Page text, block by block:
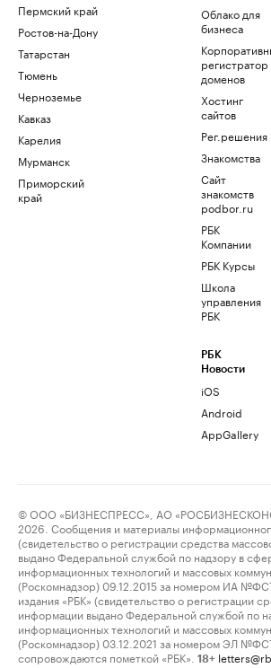
Пермский край
Ростов-на-Дону
Татарстан
Тюмень
Черноземье
Кавказ
Карелия
Мурманск
Приморский
край
Облако для
бизнеса
регистратор
доменов
Хостинг
сайтов
Рег.решения
Знакомства
Сайт
знакомств
podbor.ru
РБК
Компании
РБК Курсы
Школа
управления
РБК
РБК
Новости
iOS
Android
AppGallery
© ООО «БИЗНЕСПРЕСС», АО
2026. Сообщения и материалы
(свидетельство о регистрации средства
выдано Федеральной службой по надзору в
информационных технологий и массовых
(Роскомнадзор) 09.12.2015 за номером ИА
издания «РБК» (свидетельство о регистрации
информации выдано Федеральной службой по
информационных технологий и массовых
(Роскомнадзор) 03.12.2021 за номером ЭЛ
сопровождаются пометкой «РБК».
18+